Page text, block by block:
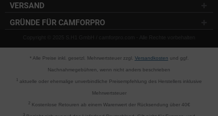
VERSAND
GRÜNDE FÜR CAMFORPRO
Copyright © 2025 S.H1 GmbH / camforpro.com - Alle Rechte vorbehalten
* Alle Preise inkl. gesetzl. Mehrwertsteuer zzgl. Versandkosten und ggf.
Nachnahmegebühren, wenn nicht anders beschrieben
aktuelle oder ehemalige unverbindliche Preisempfehlung des Herstellers inklusive
Mehrwertsteuer
2Kostenlose Retouren ab einem Warenwert der Rücksendung über 40€
3